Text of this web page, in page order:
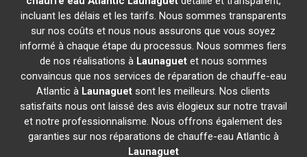
incluant les délais et les tarifs. Nous sommes transparents
sur nos coûts et nous nous assurons que vous soyez
informé à chaque étape du processus. Nous sommes fiers
de nos réalisations à Launaguetet nous sommes
convaincus que nos services de réparation de chauffe-eau
Atlantic à Launaguet sont les meilleurs. Nos clients
satisfaits nous ont laissé des avis élogieux sur notre travail
et notre professionnalisme. Nous offrons également des
garanties sur nos réparations de chauffe-eau Atlantic à
Launaguet